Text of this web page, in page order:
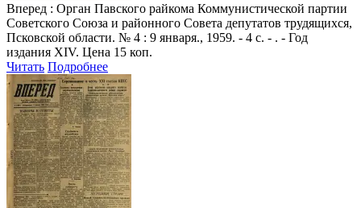
Вперед : Орган Павского райкома Коммунистической партии
Советского Союза и районного Совета депутатов трудящихся,
Псковской области. № 4 : 9 января., 1959. - 4 с. - . - Год
издания XIV. Цена 15 коп.
Читать Подробнее